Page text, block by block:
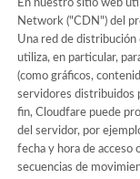
En nuestro sitio web
Network ("CDN") del
Una red de distribución
utiliza, en particular,
(como gráficos,
servidores distribuidos
fin, Cloudfare puede
del servidor, por
fecha y hora de acceso
secuencias de